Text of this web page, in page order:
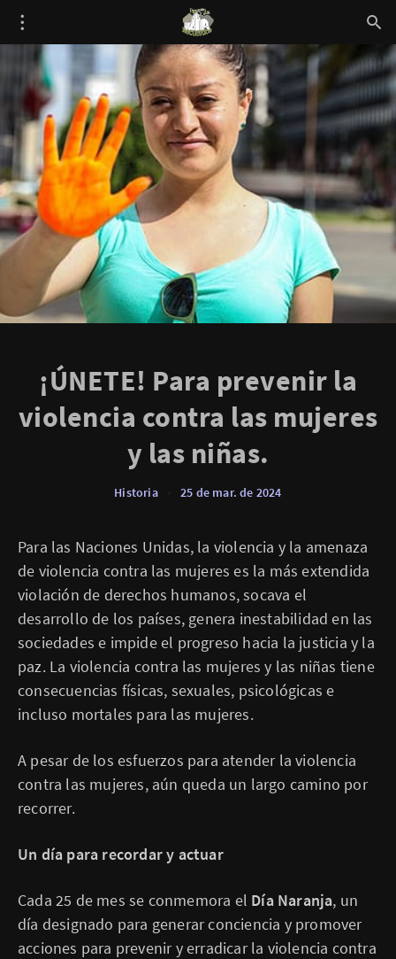
¡ÚNETE! Para prevenir la
violencia contra las mujeres
y las niñas.
Historia 25 de mar. de 2024
Para las Naciones Unidas, la violencia y la amenaza
de violencia contra las mujeres es la más extendida
violación de derechos humanos, socava el
desarrollo de los países, genera inestabilidad en las
sociedades e impide el progreso hacia la justicia y la
paz. La violencia contra las mujeres y las niñas tiene
consecuencias físicas, sexuales, psicológicas e
incluso mortales para las mujeres.
A pesar de los esfuerzos para atender la violencia
contra las mujeres, aún queda un largo camino por
recorrer.
Un día para recordar y actuar
Cada 25 de mes se conmemora el Día Naranja, un
día designado para generar conciencia y promover
acciones para prevenir y erradicar la violencia contra